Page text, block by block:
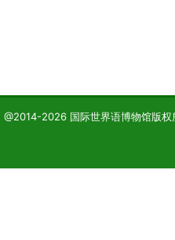
@2014-2026 国际世界语博物馆版